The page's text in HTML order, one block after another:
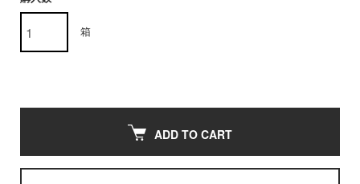
箱
ADD TO CART